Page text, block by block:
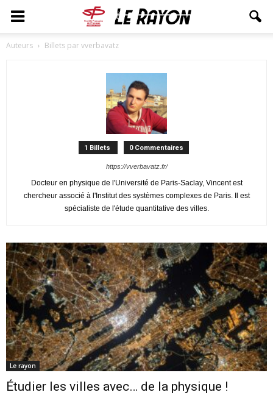
Auteurs Billets par vverbavatz
1 Billets 0 Commentaires
https://vverbavatz.fr/
Docteur en physique de l'Université de Paris-Saclay, Vincent est
chercheur associé à l'Institut des systèmes complexes de Paris. Il est
spécialiste de l'étude quantitative des villes.
Le rayon
Étudier les villes avec… de la physique !